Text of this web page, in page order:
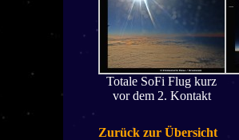
Totale SoFi Flug kurz
vor dem 2. Kontakt
Zurück zur Übersicht